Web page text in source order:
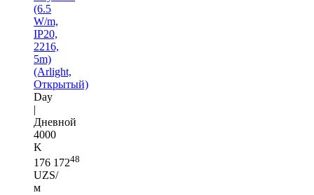
(6.5
W/m,
IP20,
2216,
5m)
(Arlight,
Открытый)
Day
|
Дневной
4000
K
176 17248
UZS/
м